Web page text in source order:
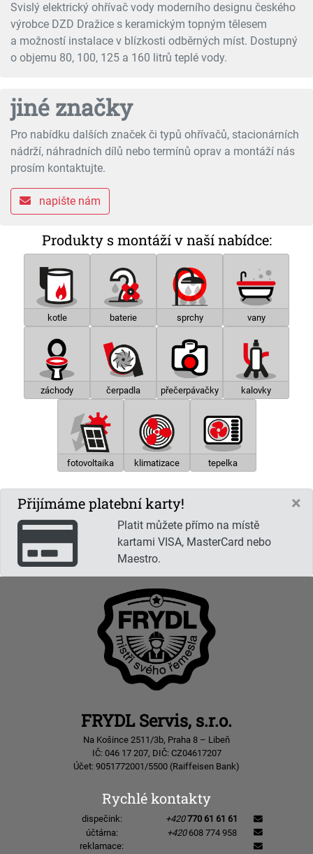
Svislý elektrický ohřívač vody moderního designu českého
výrobce DZD Dražice s keramickým topným tělesem
a možností instalace v blízkosti odběrných míst. Dostupný
o objemu 80, 100, 125 a 160 litrů teplé vody.
jiné značky
Pro nabídku dalších značek či typů ohřívačů, stacionárních
nádrží, náhradních dílů nebo termínů oprav a montáží nás
prosím kontaktujte.
napište nám
Produkty s montáží v naší nabídce:
kotle baterie sprchy vany
záchody čerpadla přečerpávačky kalovky
fotovoltaika klimatizace tepelka
Přijímáme platební karty! ×
Platit můžete přímo na místě
kartami VISA, MasterCard nebo
Maestro.
FRYDL Servis, s.r.o.
Na Košince 2511/3b, Praha 8 – Libeň
IČ: 046 17 207, DIČ: CZ04617207
Účet: 9051772001/5500 (Raiffeisen Bank)
Rychlé kontakty
dispečink: +420770 61 61 61
účtárna:
+420608 774 958
reklamace: